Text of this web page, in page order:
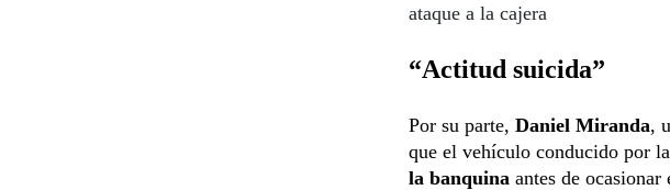
ataque a la cajera
“Actitud suicida”
Por su parte, Daniel Miranda,
que el vehículo conducido por
la banquina antes de ocasionar